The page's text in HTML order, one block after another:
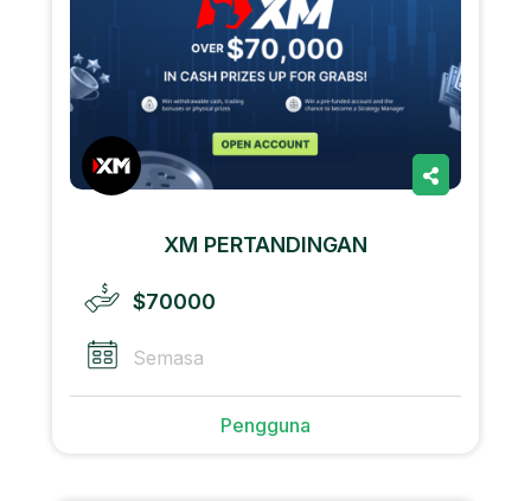
XM PERTANDINGAN
$70000
Semasa
Pengguna